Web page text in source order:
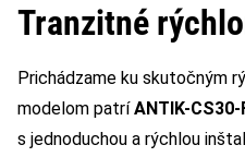
Tranzitné
Prichádzame ku skutočným
modelom patríANTIK-CS30-
s jednoduchou a rýchlou